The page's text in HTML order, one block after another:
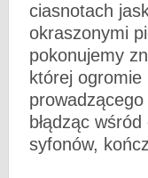
ciasnotach
okraszonymi
pokonujemy
której ogromie
błądząc
syfonów,